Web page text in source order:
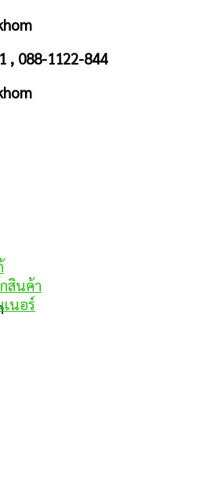
, 088-1122-844
สินค้า
นอร์